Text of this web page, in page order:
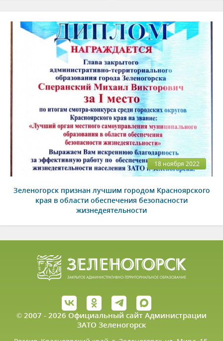
18 ноября 2022
Зеленогорск признан лучшим городом Красноярского
края в области обеспечения безопасности
жизнедеятельности
© 2007 - 2026 Официальный сайт Администрации
ЗАТО Зеленогорск